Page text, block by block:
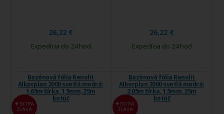
26,22 €
Expedícia do 24 hod.
26,22 €
Expedícia do 24 hod.
Bazénová fólia Renolit
Alkorplan 2000 svetlá modrá;
1,65m šírka, 1,5mm, 25m
kotúč
EXTRA
ZĽAVA
Bazénová fólia Renolit
Alkorplan 2000 svetlá modrá;
2,05m šírka, 1,5mm, 25m
kotúč
EXTRA
ZĽAVA